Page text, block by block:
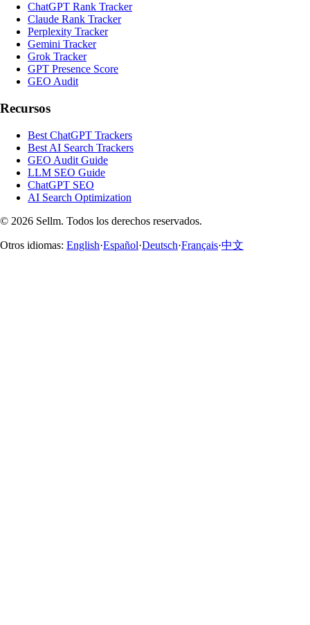
ChatGPT Rank Tracker
Claude Rank Tracker
Perplexity Tracker
Gemini Tracker
Grok Tracker
GPT Presence Score
GEO Audit
Recursos
Best ChatGPT Trackers
Best AI Search Trackers
GEO Audit Guide
LLM SEO Guide
ChatGPT SEO
AI Search Optimization
© 2026 Sellm. Todos los derechos reservados.
Otros idiomas: English·Español·Deutsch·Français·中文